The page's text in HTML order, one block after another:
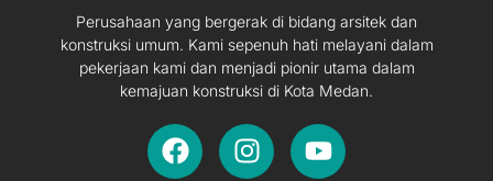
Perusahaan yang bergerak di bidang arsitek dan
konstruksi umum. Kami sepenuh hati melayani dalam
pekerjaan kami dan menjadi pionir utama dalam
kemajuan konstruksi di Kota Medan.
F
a
I
n
Y
o